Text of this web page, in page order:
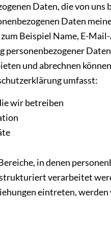
Daten, die von uns
Daten
Beispiel Name, E-
und abrechnen
umfasst:
wir betreiben
in denen
verarbeitet
eintreten, werden